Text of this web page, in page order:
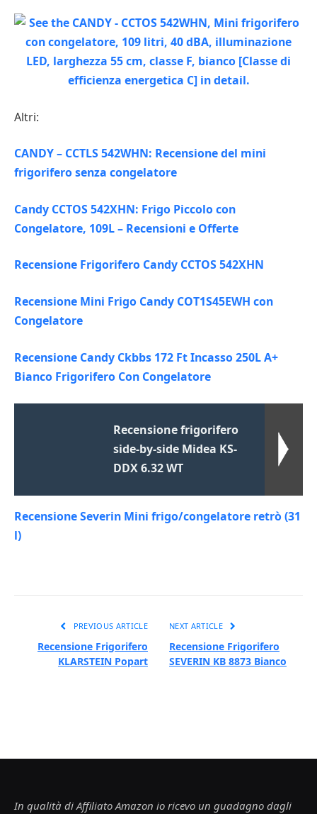
Altri:
CANDY – CCTLS 542WHN: Recensione del mini
frigorifero senza congelatore
Candy CCTOS 542XHN: Frigo Piccolo con
Congelatore, 109L – Recensioni e Offerte
Recensione Frigorifero Candy CCTOS 542XHN
Recensione Mini Frigo Candy COT1S45EWH con
Congelatore
Recensione Candy Ckbbs 172 Ft Incasso 250L A+
Bianco Frigorifero Con Congelatore
Recensione frigorifero
side-by-side Midea KS-
DDX 6.32 WT
Recensione Severin Mini frigo/congelatore retrò (31
l)
PREVIOUS ARTICLE
Recensione Frigorifero
KLARSTEIN Popart
NEXT ARTICLE
Recensione Frigorifero
SEVERIN KB 8873 Bianco
In qualità di Affiliato Amazon io ricevo un guadagno dagli